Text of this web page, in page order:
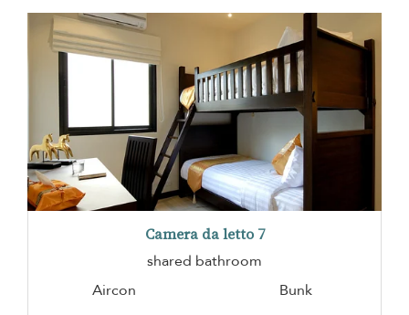
Camera da letto 7
shared bathroom
Aircon
Bunk